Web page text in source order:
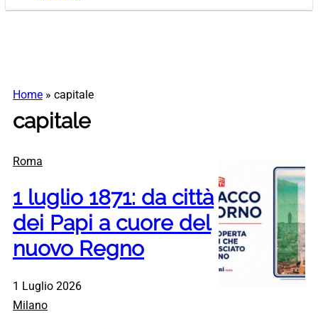
Home » capitale
capitale
Roma
1 luglio 1871: da città
dei Papi a cuore del
nuovo Regno
1 Luglio 2026
Milano